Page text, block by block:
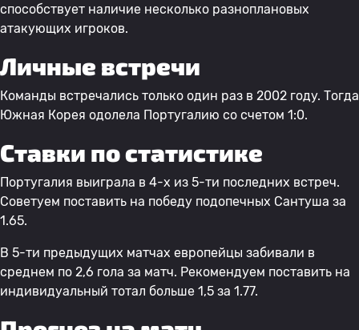
способствует наличие несколько разноплановых
атакующих игроков.
Личные встречи
Команды встречались только один раз в 2002 году. Тогда
Южная Корея одолела Португалию со счетом 1:0.
Ставки по статистике
Португалия выиграла в 4-х из 5-ти последних встреч.
Советуем поставить на победу подопечных Сантуша за
1.65.
В 5-ти предыдущих матчах европейцы забивали в
среднем по 2,6 гола за матч. Рекомендуем поставить на
индивидуальный тотал больше 1,5 за 1.77.